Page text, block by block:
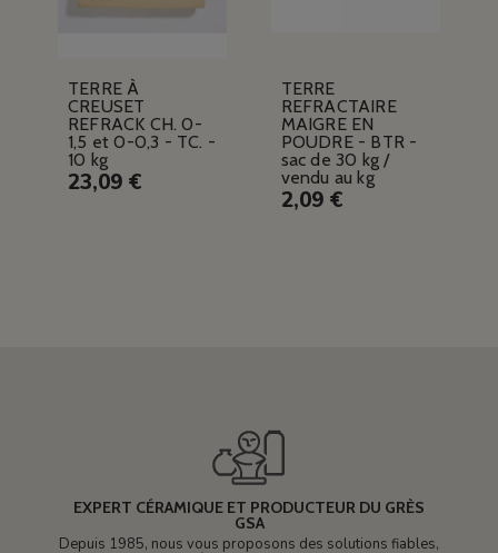
TERRE À
CREUSET
REFRACK CH. 0-
1,5 et 0-0,3 - TC. -
10 kg
23,09 €
TERRE
REFRACTAIRE
MAIGRE EN
POUDRE - BTR -
sac de 30 kg /
vendu au kg
2,09 €
EXPERT CÉRAMIQUE ET PRODUCTEUR DU GRÈS
GSA
Depuis 1985, nous vous proposons des solutions fiables,